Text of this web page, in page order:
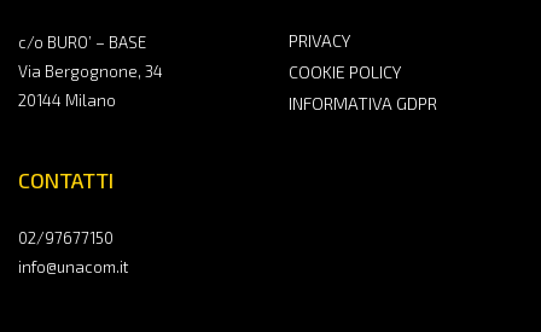
c/o BURO’ – BASE
Via Bergognone, 34
20144 Milano
CONTATTI
02/97677150
info@unacom.it
PRIVACY
COOKIE POLICY
INFORMATIVA GDPR